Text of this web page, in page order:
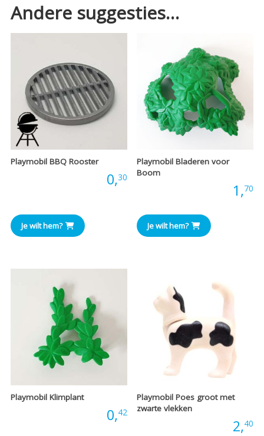
Andere suggesties…
Playmobil BBQ Rooster
0,30
Je wilt hem?
Playmobil Bladeren voor
Boom
1,70
Je wilt hem?
Playmobil Klimplant
0,42
Playmobil Poes groot met
zwarte vlekken
2,40